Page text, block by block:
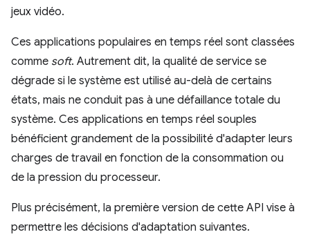
jeux vidéo.
Ces applications populaires en temps réel sont classées
comme soft. Autrement dit, la qualité de service se
dégrade si le système est utilisé au-delà de certains
états, mais ne conduit pas à une défaillance totale du
système. Ces applications en temps réel souples
bénéficient grandement de la possibilité d'adapter leurs
charges de travail en fonction de la consommation ou
de la pression du processeur.
Plus précisément, la première version de cette API vise à
permettre les décisions d'adaptation suivantes.